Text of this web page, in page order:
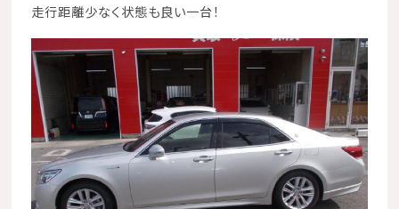
走行距離少なく状態も良い一台！